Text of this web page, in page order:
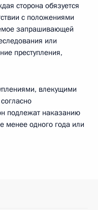
сторона обязуется
с положениями
запрашивающей
или
преступления,
влекущими
подлежат наказанию
менее одного года или